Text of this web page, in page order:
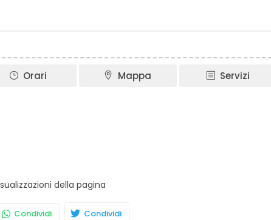
Orari Mappa Servizi
della pagina
Condividi Condividi